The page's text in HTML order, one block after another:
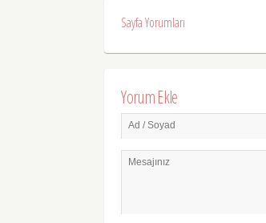
Sayfa Yorumları
Yorum Ekle
Ad / Soyad
Mesajınız